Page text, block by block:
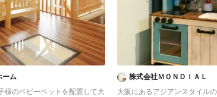
ーム
様のベビーベットを配置して大
株式会社ＭＯＮＤＩＡＬ
大阪にあるアジアンスタイル